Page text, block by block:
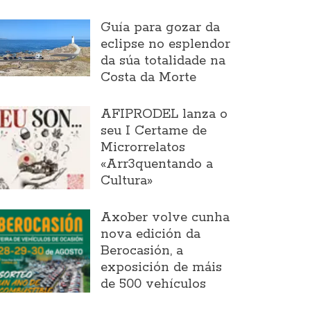
Guía para gozar da
eclipse no esplendor
da súa totalidade na
Costa da Morte
AFIPRODEL lanza o
seu I Certame de
Microrrelatos
«Arr3quentando a
Cultura»
Axober volve cunha
nova edición da
Berocasión, a
exposición de máis
de 500 vehículos